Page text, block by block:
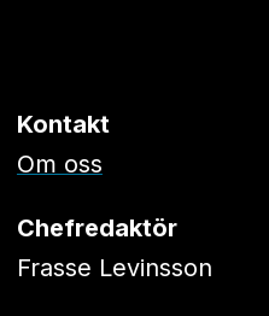
Kontakt
Om oss
Chefredaktör
Frasse Levinsson